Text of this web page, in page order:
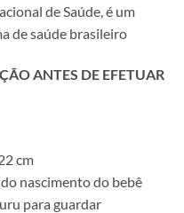
de Saúde, é um
de saúde brasileiro
ANTES DE EFETUAR
cm
nascimento do bebê
para guardar